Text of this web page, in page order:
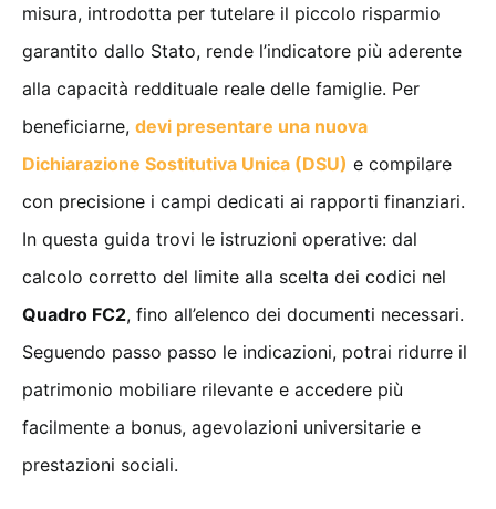
misura, introdotta per tutelare il piccolo risparmio
garantito dallo Stato, rende l’indicatore più aderente
alla capacità reddituale reale delle famiglie. Per
beneficiarne, devi presentare una nuova
Dichiarazione Sostitutiva Unica (DSU) e compilare
con precisione i campi dedicati ai rapporti finanziari.
In questa guida trovi le istruzioni operative: dal
calcolo corretto del limite alla scelta dei codici nel
Quadro FC2, fino all’elenco dei documenti necessari.
Seguendo passo passo le indicazioni, potrai ridurre il
patrimonio mobiliare rilevante e accedere più
facilmente a bonus, agevolazioni universitarie e
prestazioni sociali.